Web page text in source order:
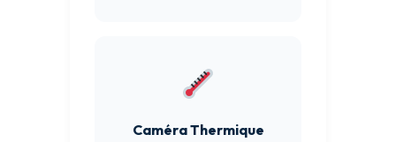
Caméra Thermique